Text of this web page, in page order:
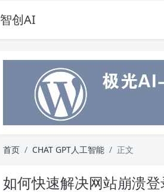
智创AI
首页 CHAT GPT人工智能 正文
如何快速解决网站崩溃